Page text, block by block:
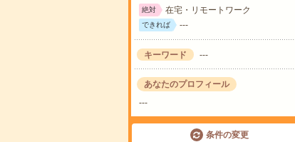
絶対 在宅・リモートワーク
できれば ---
キーワード ---
あなたのプロフィール
---
条件の変更